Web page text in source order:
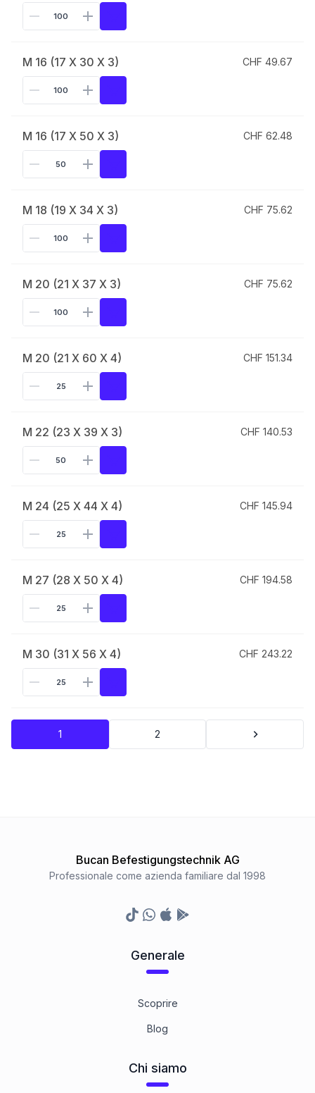
M 16 (17 X 30 X 3) CHF 49.67
M 16 (17 X 50 X 3) CHF 62.48
M 18 (19 X 34 X 3) CHF 75.62
M 20 (21 X 37 X 3) CHF 75.62
M 20 (21 X 60 X 4) CHF 151.34
M 22 (23 X 39 X 3) CHF 140.53
M 24 (25 X 44 X 4) CHF 145.94
M 27 (28 X 50 X 4) CHF 194.58
M 30 (31 X 56 X 4) CHF 243.22
1 2
Bucan Befestigungstechnik AG
Professionale come azienda familiare dal 1998
TikTokWhatsapp
Appstore
Google Play Store
Generale
Scoprire
Blog
Chi siamo